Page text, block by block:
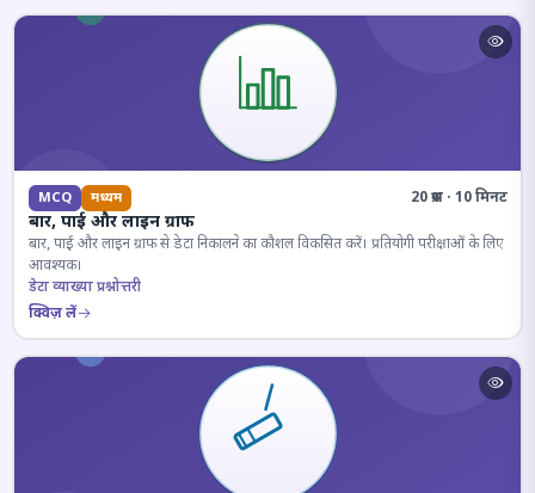
MCQ मध्यम 20 प्रश्न · 10 मिनट
बार, पाई और लाइन ग्राफ
बार, पाई और लाइन ग्राफ से डेटा निकालने का कौशल विकसित करें। प्रतियोगी परीक्षाओं के लिए
आवश्यक।
डेटा व्याख्या प्रश्नोत्तरी
क्विज़ लें